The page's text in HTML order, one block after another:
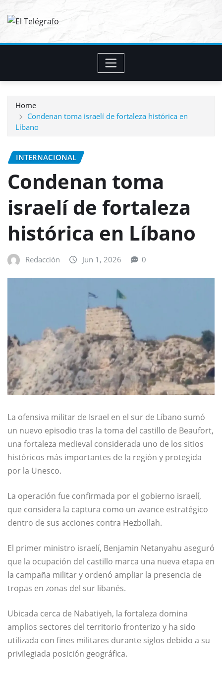
Home
Condenan toma israelí de fortaleza histórica en
Líbano
INTERNACIONAL
Condenan toma
israelí de fortaleza
histórica en Líbano
Redacción Jun 1, 2026 0
La ofensiva militar de Israel en el sur de Líbano sumó
un nuevo episodio tras la toma del castillo de Beaufort,
una fortaleza medieval considerada uno de los sitios
históricos más importantes de la región y protegida
por la Unesco.
La operación fue confirmada por el gobierno israelí,
que considera la captura como un avance estratégico
dentro de sus acciones contra Hezbollah.
El primer ministro israelí, Benjamin Netanyahu aseguró
que la ocupación del castillo marca una nueva etapa en
la campaña militar y ordenó ampliar la presencia de
tropas en zonas del sur libanés.
Ubicada cerca de Nabatiyeh, la fortaleza domina
amplios sectores del territorio fronterizo y ha sido
utilizada con fines militares durante siglos debido a su
privilegiada posición geográfica.